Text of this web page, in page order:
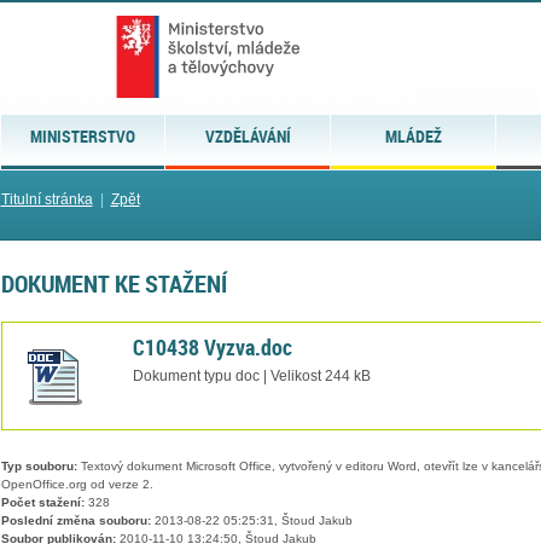
MINISTERSTVO VZDĚLÁVÁNÍ MLÁDEŽ
Titulní stránka| Zpět
DOKUMENT KE STAŽENÍ
C10438 Vyzva.doc
Dokument typu doc | Velikost 244 kB
Typ souboru:Textový dokument Microsoft Office, vytvořený v editoru Word, otevřít lze v
OpenOffice.org od verze 2.
Počet stažení:328
Poslední změna souboru:2013-08-22 05:25:31, Štoud Jakub
Soubor publikován:2010-11-10 13:24:50, Štoud Jakub